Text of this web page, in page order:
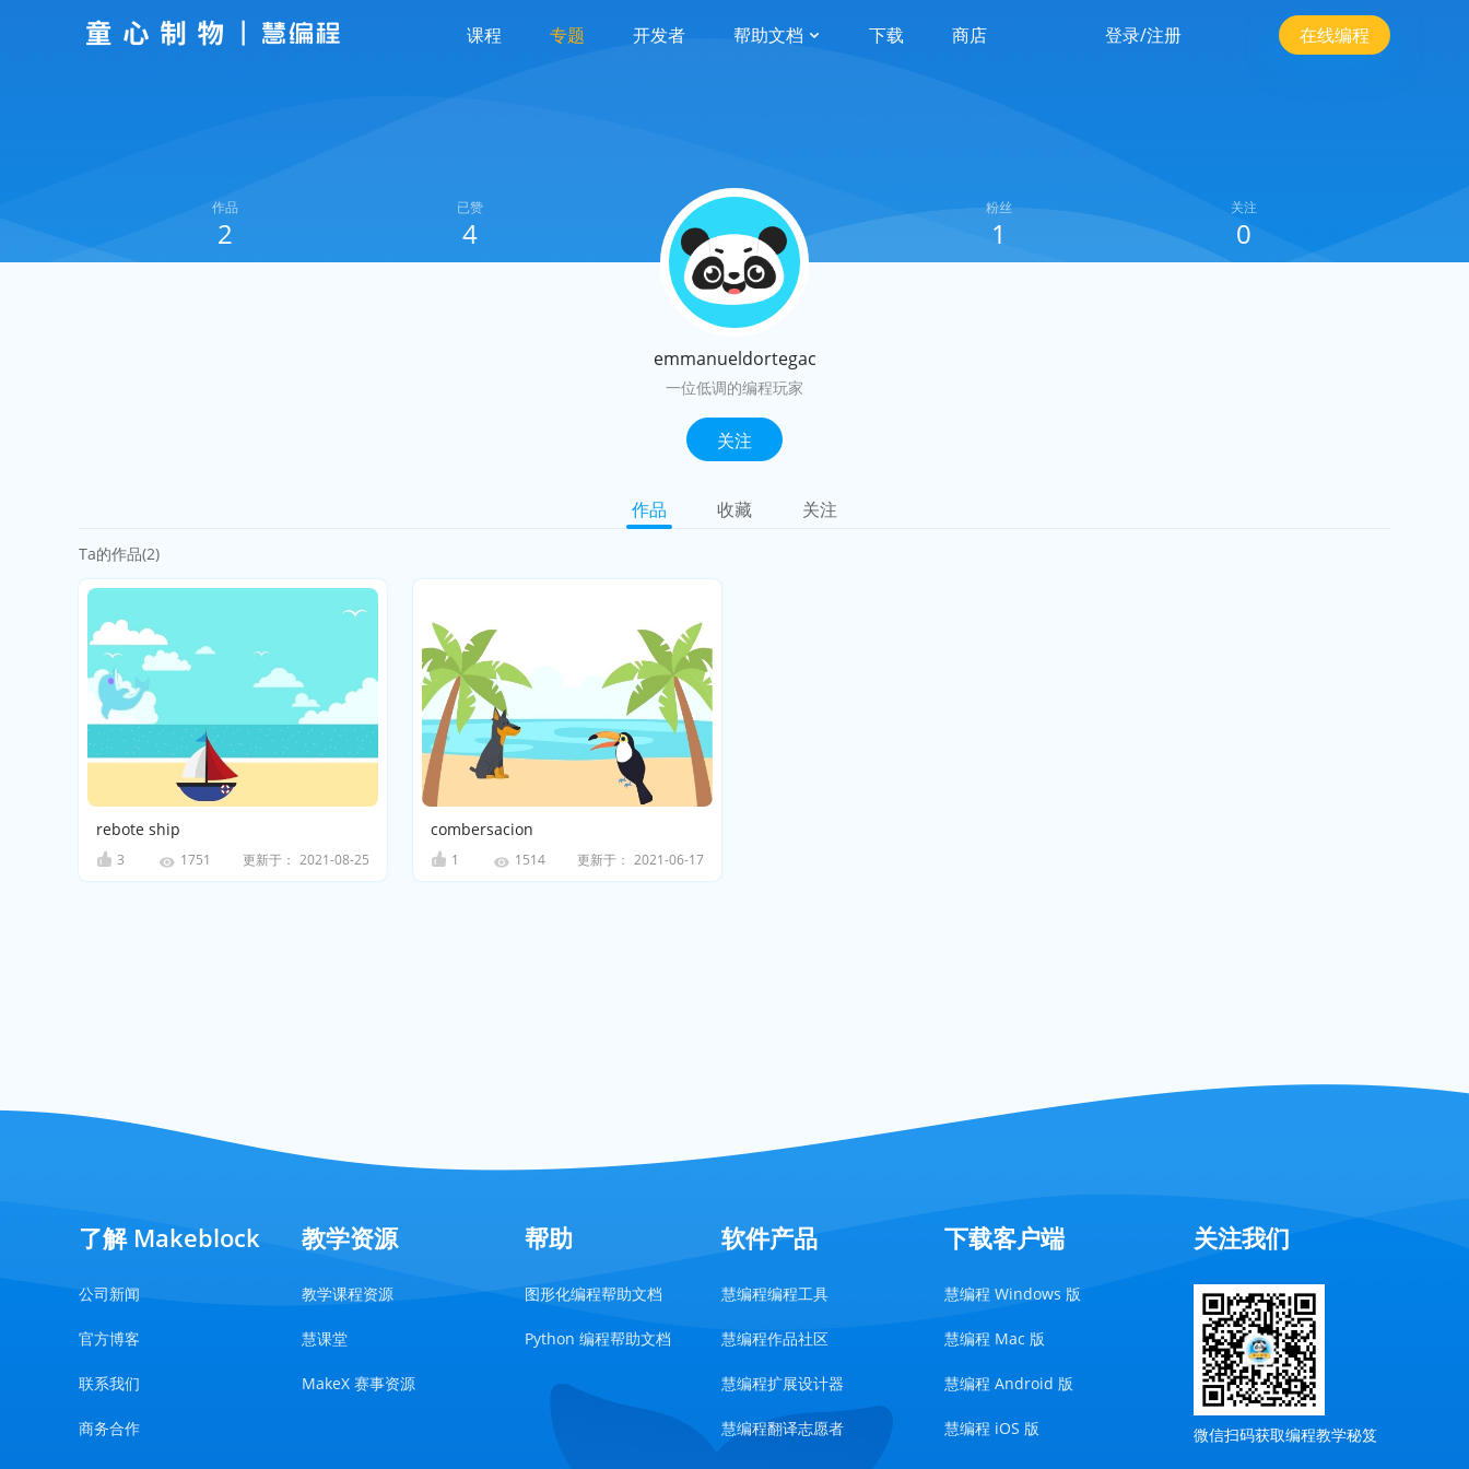
课程 专题 开发者 帮助文档 下载 商店 登录/注册 在线编程
作品
2
已赞
4
粉丝
1
关注
0
emmanueldortegac
一位低调的编程玩家
关注
作品 收藏 关注
Ta的作品(2)
rebote ship
3 1751 更新于： 2021-08-25
combersacion
1 1514 更新于： 2021-06-17
了解 Makeblock
公司新闻
官方博客
联系我们
商务合作
教学资源
教学课程资源
慧课堂
MakeX 赛事资源
帮助
图形化编程帮助文档
Python 编程帮助文档
软件产品
慧编程编程工具
慧编程作品社区
慧编程扩展设计器
慧编程翻译志愿者
下载客户端
慧编程 Windows 版
慧编程 Mac 版
慧编程 Android 版
慧编程 iOS 版
关注我们
微信扫码获取编程教学秘笈